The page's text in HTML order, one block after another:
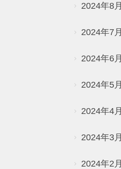
2024年8月
2024年7月
2024年6月
2024年5月
2024年4月
2024年3月
2024年2月